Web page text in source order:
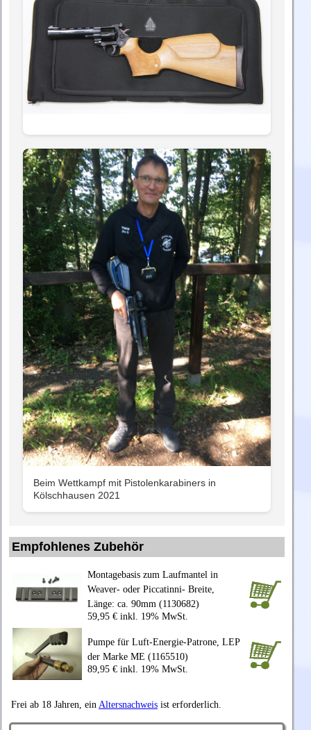
Beim Wettkampf mit Pistolenkarabiners in
Kölschhausen 2021
Empfohlenes Zubehör
Montagebasis zum Laufmantel in
Weaver- oder Piccatinni- Breite,
Länge: ca. 90mm (1130682)
59,95 € inkl. 19% MwSt.
Pumpe für Luft-Energie-Patrone, LEP
der Marke ME (1165510)
89,95 € inkl. 19% MwSt.
Frei ab 18 Jahren, ein Altersnachweis ist erforderlich.